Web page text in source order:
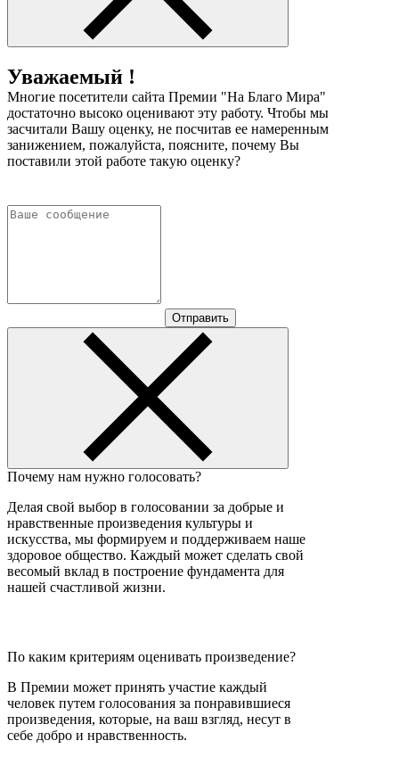
Уважаемый !
Многие посетители сайта Премии "На Благо Мира"
достаточно высоко оценивают эту работу. Чтобы мы
засчитали Вашу оценку, не посчитав ее намеренным
занижением, пожалуйста, поясните, почему Вы
поставили этой работе такую оценку?
Отправить
Почему нам нужно голосовать?
Делая свой выбор в голосовании за добрые и
нравственные произведения культуры и
искусства, мы формируем и поддерживаем наше
здоровое общество. Каждый может сделать свой
весомый вклад в построение фундамента для
нашей счастливой жизни.
По каким критериям оценивать произведение?
В Премии может принять участие каждый
человек путем голосования за понравившиеся
произведения, которые, на ваш взгляд, несут в
себе добро и нравственность.